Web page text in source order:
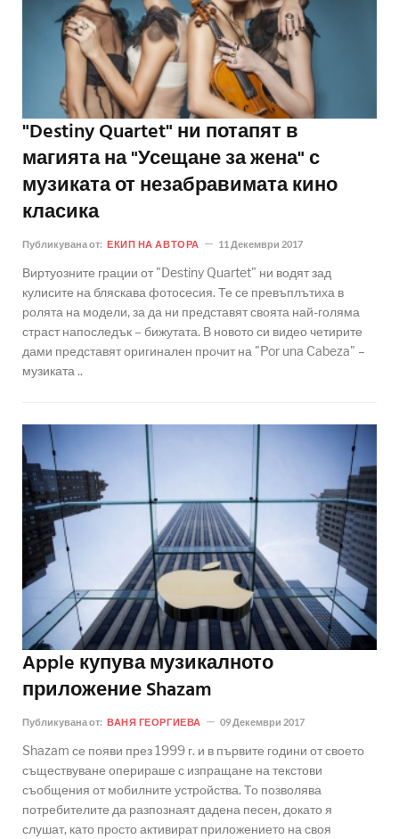
"Destiny Quartet" ни потапят в
магията на "Усещане за жена" с
музиката от незабравимата кино
класика
Публикувана от: ЕКИП НА АВТОРА 11 Декември 2017
Виртуозните грации от "Destiny Quartet" ни водят зад
кулисите на бляскава фотосесия. Те се превъплътиха в
ролята на модели, за да ни представят своята най-голяма
страст напоследък – бижутата. В новото си видео четирите
дами представят оригинален прочит на "Por una Cabeza" –
музиката ..
Apple купува музикалното
приложение Shazam
Публикувана от: ВАНЯ ГЕОРГИЕВА 09 Декември 2017
Shazam се появи през 1999 г. и в първите години от своето
съществуване оперираше с изпращане на текстови
съобщения от мобилните устройства. То позволява
потребителите да разпознаят дадена песен, докато я
слушат, като просто активират приложението на своя